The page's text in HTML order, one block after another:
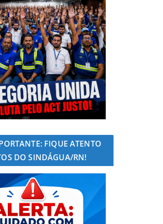
FIQUE ATENTO
DO SINDÁGUA/RN!